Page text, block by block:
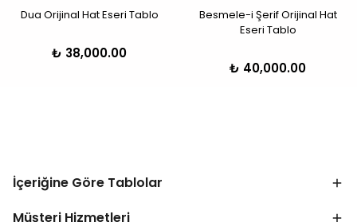
Dua Orijinal Hat Eseri Tablo
₺ 38,000.00
Besmele-i Şerif Orijinal Hat
Eseri Tablo
₺ 40,000.00
İçeriğine Göre Tablolar
Müşteri Hizmetleri